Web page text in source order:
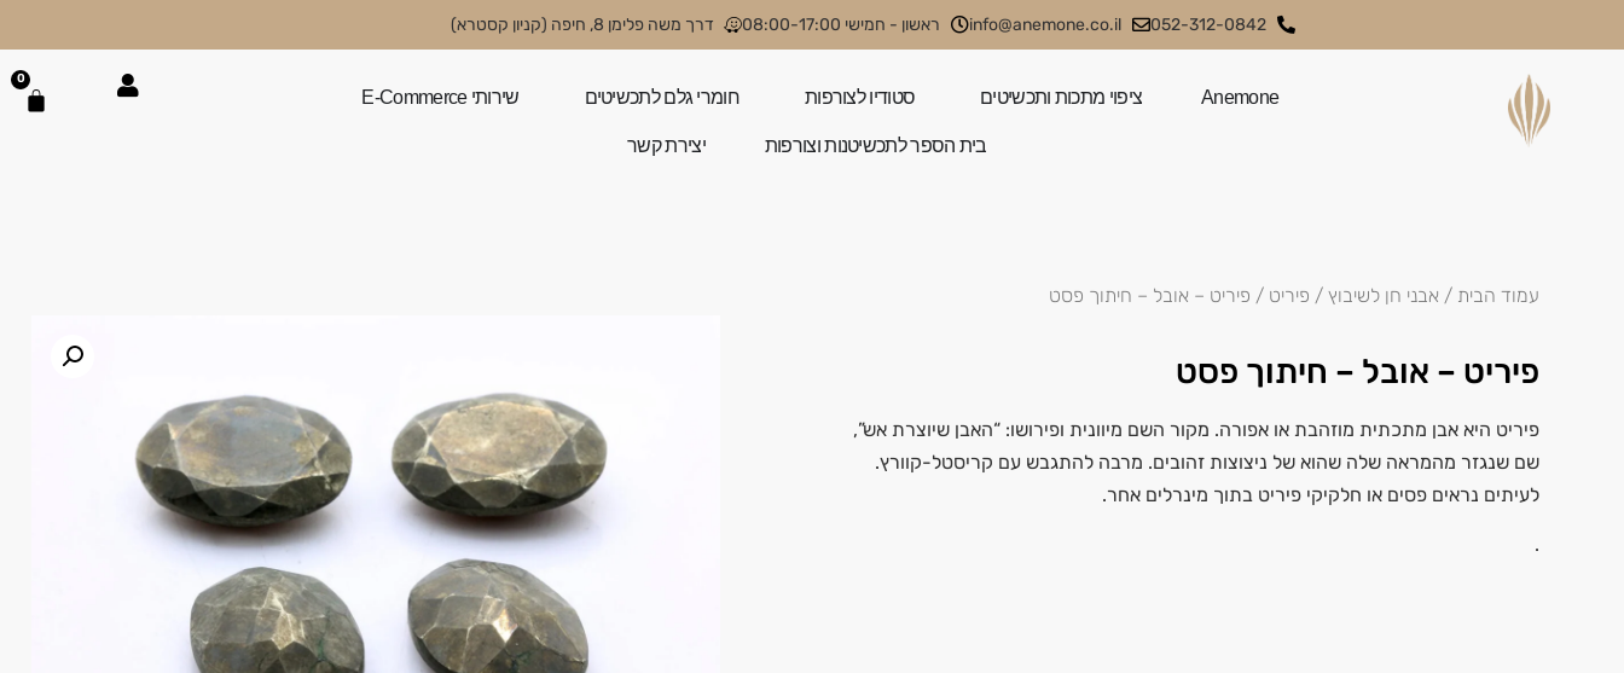
052-312-0842
info@anemone.co.il ראשון - חמישי 08:00-17:00 דרך משה פלימן 8, חיפה (קניון קסטרא)
Anemone ציפוי מתכות ותכשיטים סטודיו לצורפות חומרי גלם לתכשיטים שירותי E-Commerce
בית הספר לתכשיטנות וצורפות יצירת קשר
0
עמוד הבית / אבני חן לשיבוץ / פיריט / פיריט – אובל – חיתוך פסט
פיריט – אובל – חיתוך פסט
פיריט היא אבן מתכתית מוזהבת או אפורה. מקור השם מיוונית ופירושו: “האבן שיוצרת אש”,
שם שנגזר מהמראה שלה שהוא של ניצוצות זהובים. מרבה להתגבש עם קריסטל-קוורץ.
לעיתים נראים פסים או חלקיקי פיריט בתוך מינרלים אחר.
.